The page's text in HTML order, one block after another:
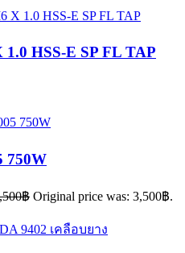
HSS-E SP FL TAP
750W
฿ Original price was: 3,500฿.